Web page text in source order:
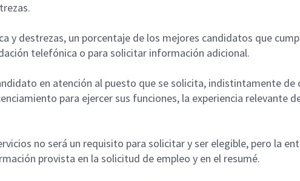
y destrezas, un porcentaje de los mejores candidatos que
telefónica o para solicitar información adicional.
en atención al puesto que se solicita, indistintamente de
para ejercer sus funciones, la experiencia relevante
no será un requisito para solicitar y ser elegible, pero la
provista en la solicitud de empleo y en el resumé.